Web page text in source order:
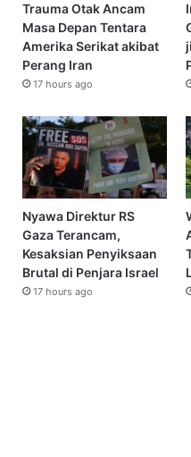
Trauma Otak Ancam
Masa Depan Tentara
Amerika Serikat akibat
Perang Iran
17 hours ago
Nyawa Direktur RS
Gaza Terancam,
Kesaksian Penyiksaan
Brutal di Penjara Israel
17 hours ago